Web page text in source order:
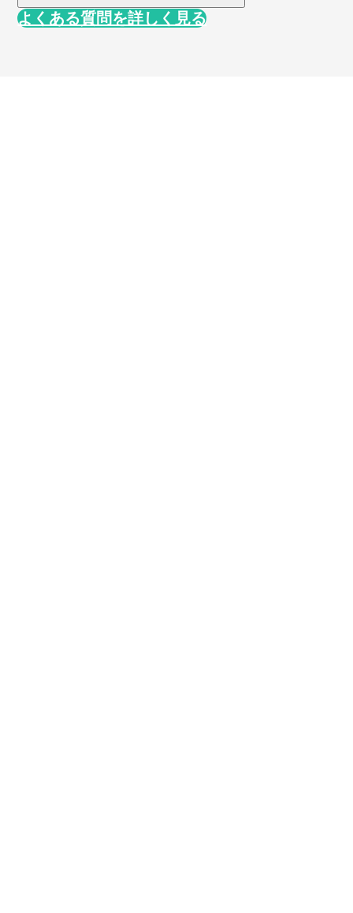
よくある質問を詳しく見る